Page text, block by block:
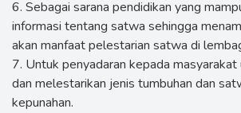
6. Sebagai sarana pendidikan yang
informasi tentang satwa sehingga
akan manfaat pelestarian satwa di
7. Untuk penyadaran kepada masyarakat
dan melestarikan jenis tumbuhan dan
kepunahan.